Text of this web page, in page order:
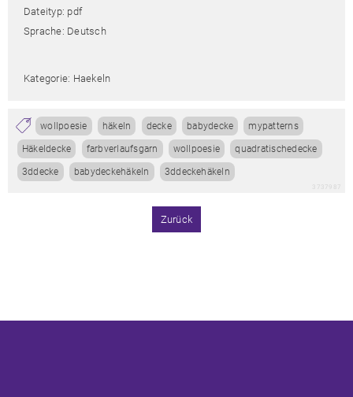
Dateityp: pdf
Sprache: Deutsch
Kategorie: Haekeln
wollpoesie häkeln decke babydecke mypatterns
Häkeldecke farbverlaufsgarn wollpoesie quadratischedecke
3ddecke babydeckehäkeln 3ddeckehäkeln
Zurück